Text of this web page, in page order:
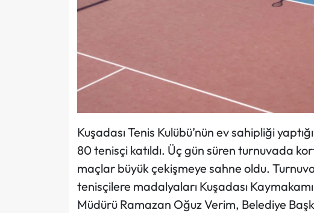
Kuşadası Tenis Kulübü’nün ev sahipliği
80 tenisçi katıldı. Üç gün süren turnuvada
maçlar büyük çekişmeye sahne oldu.
tenisçilere madalyaları Kuşadası
Müdürü Ramazan Oğuz Verim, Belediye